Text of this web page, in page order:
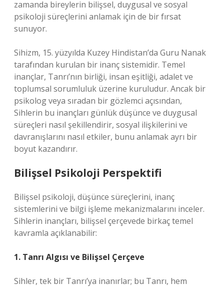
zamanda bireylerin bilişsel, duygusal ve sosyal
psikoloji süreçlerini anlamak için de bir fırsat
sunuyor.
Sihizm, 15. yüzyılda Kuzey Hindistan’da Guru Nanak
tarafından kurulan bir inanç sistemidir. Temel
inançlar, Tanrı’nın birliği, insan eşitliği, adalet ve
toplumsal sorumluluk üzerine kuruludur. Ancak bir
psikolog veya sıradan bir gözlemci açısından,
Sihlerin bu inançları günlük düşünce ve duygusal
süreçleri nasıl şekillendirir, sosyal ilişkilerini ve
davranışlarını nasıl etkiler, bunu anlamak ayrı bir
boyut kazandırır.
Bilişsel Psikoloji Perspektifi
Bilişsel psikoloji, düşünce süreçlerini, inanç
sistemlerini ve bilgi işleme mekanizmalarını inceler.
Sihlerin inançları, bilişsel çerçevede birkaç temel
kavramla açıklanabilir:
1. Tanrı Algısı ve Bilişsel Çerçeve
Sihler, tek bir Tanrı’ya inanırlar; bu Tanrı, hem